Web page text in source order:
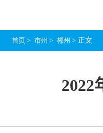
首页 > 市州 > 郴州 > 正文
2022